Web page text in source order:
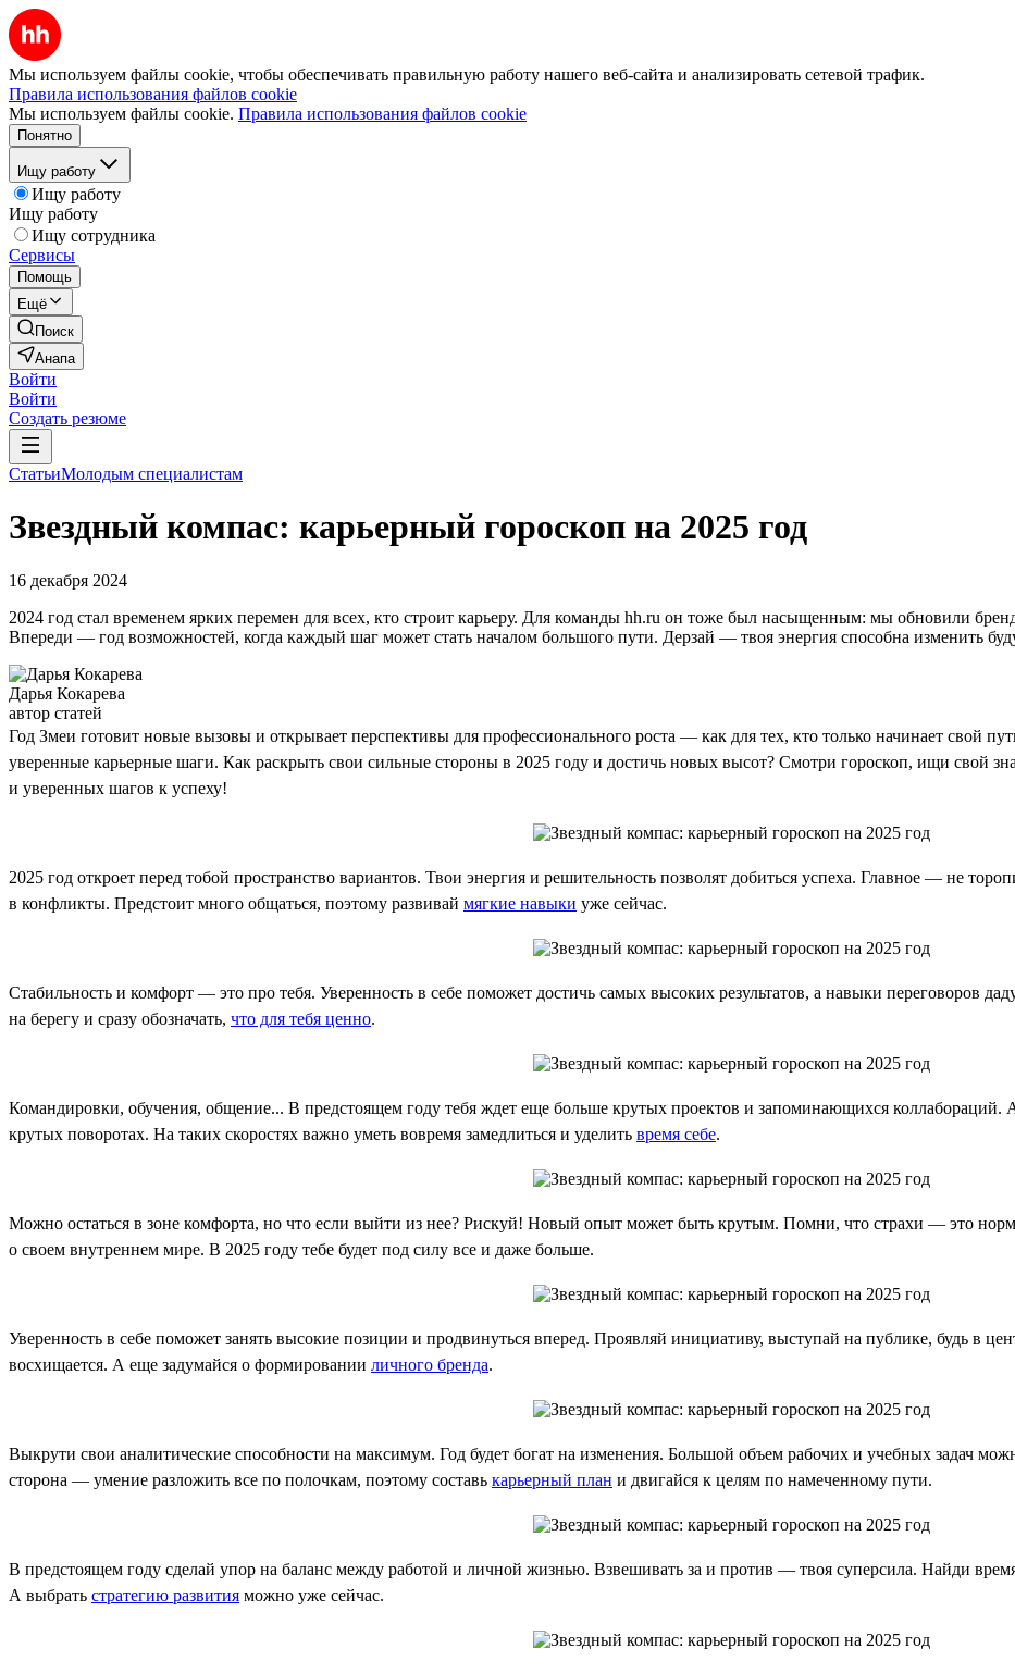
Мы используем файлы cookie, чтобы обеспечивать правильную работу нашего веб-сайта и анализировать сетевой трафик.
Правила использования файлов cookie
Мы используем файлы cookie. Правила использования файлов cookie
Понятно
Ищу работу
Ищу работу
Ищу работу
Ищу сотрудника
Сервисы
Помощь
Ещё
Поиск
Анапа
Войти
Войти
Создать резюме
СтатьиМолодым специалистам
Звездный компас: карьерный гороскоп на 2025 год
16 декабря 2024
2024 год стал временем ярких перемен для всех, кто строит карьеру. Для команды hh.ru он тоже был насыщенным: мы обновили
Впереди — год возможностей, когда каждый шаг может стать началом большого пути. Дерзай — твоя энергия способна изменить
Дарья Кокарева
автор статей
Год Змеи готовит новые вызовы и открывает перспективы для профессионального роста — как для тех, кто только начинает свой
уверенные карьерные шаги. Как раскрыть свои сильные стороны в 2025 году и достичь новых высот? Смотри гороскоп, ищи свой
и уверенных шагов к успеху!
2025 год откроет перед тобой пространство вариантов. Твои энергия и решительность позволят добиться успеха. Главное — не
в конфликты. Предстоит много общаться, поэтому развивай мягкие навыки уже сейчас.
Стабильность и комфорт — это про тебя. Уверенность в себе поможет достичь самых высоких результатов, а навыки переговоров
на берегу и сразу обозначать, что для тебя ценно.
Командировки, обучения, общение... В предстоящем году тебя ждет еще больше крутых проектов и запоминающихся
крутых поворотах. На таких скоростях важно уметь вовремя замедлиться и уделить время себе.
Можно остаться в зоне комфорта, но что если выйти из нее? Рискуй! Новый опыт может быть крутым. Помни, что страхи — это
о своем внутреннем мире. В 2025 году тебе будет под силу все и даже больше.
Уверенность в себе поможет занять высокие позиции и продвинуться вперед. Проявляй инициативу, выступай на публике, будь в
восхищается. А еще задумайся о формировании личного бренда.
Выкрути свои аналитические способности на максимум. Год будет богат на изменения. Большой объем рабочих и учебных задач
сторона — умение разложить все по полочкам, поэтому составь карьерный план и двигайся к целям по намеченному пути.
В предстоящем году сделай упор на баланс между работой и личной жизнью. Взвешивать за и против — твоя суперсила. Найди
А выбрать стратегию развития можно уже сейчас.